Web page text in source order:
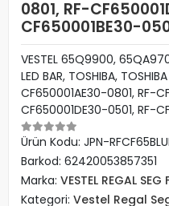
0801, RF-
CF650001BE30-
VESTEL 65Q9900,
LED BAR, TOSHIBA,
CF650001AE30-0801, RF-
CF650001DE30-0501, RF-
Ürün Kodu: JPN-
Barkod: 62420053857351
Marka: VESTEL REGAL SEG
Kategori: Vestel Regal